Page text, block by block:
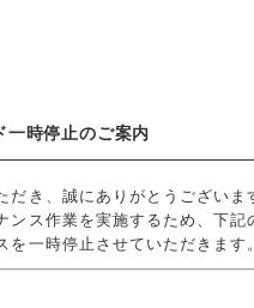
一時停止のご案内
だき、誠にありがとうございま
ンス作業を実施するため、下記
を一時停止させていただきます